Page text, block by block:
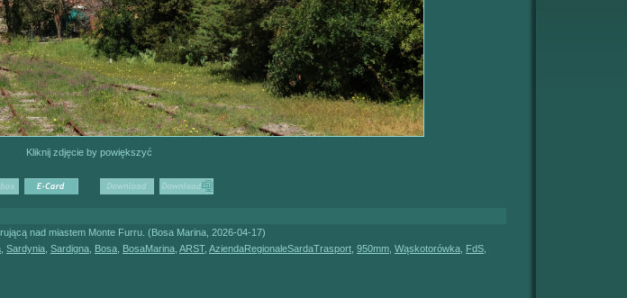
Kliknij zdjęcie by powiększyć
nad miastem Monte Furru. (Bosa Marina, 2026-04-17)
Sardynia Sardigna Bosa BosaMarina ARST, AziendaRegionaleSardaTrasport 950mm Wąskotorówka FdS